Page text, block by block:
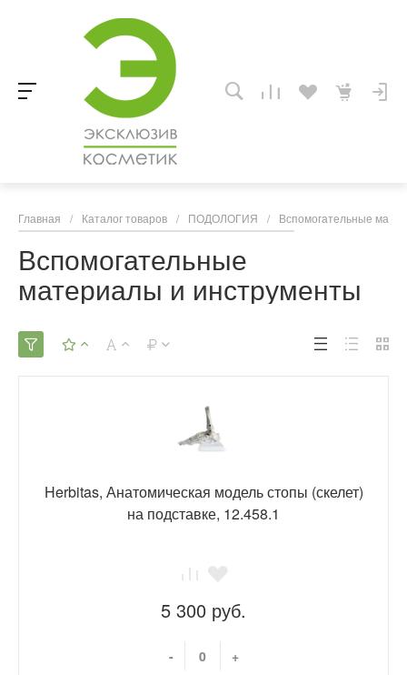
Главная / Каталог товаров / ПОДОЛОГИЯ / Вспомогательные
Вспомогательные
материалы и инструменты
Herbitas, Анатомическая модель стопы (скелет)
на подставке, 12.458.1
5 300 руб.
- +